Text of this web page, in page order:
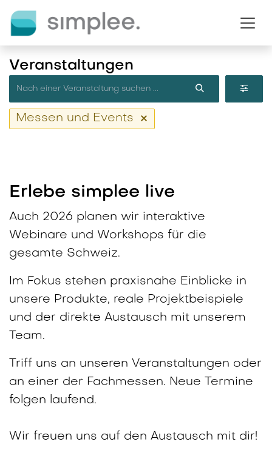
Veranstaltungen
Messen und Events
Erlebe simplee live
Auch 2026 planen wir interaktive
Webinare und Workshops für die
gesamte Schweiz.
Im Fokus stehen praxisnahe Einblicke in
unsere Produkte, reale Projektbeispiele
und der direkte Austausch mit unserem
Team.
Triff uns an unseren Veranstaltungen oder
an einer der Fachmessen. Neue Termine
folgen laufend.
Wir freuen uns auf den Austausch mit dir!